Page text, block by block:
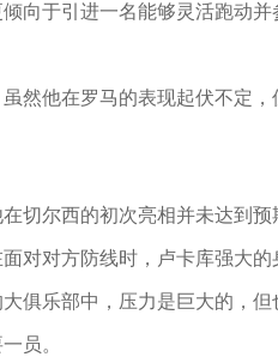
向于引进一名能够灵活跑动
然他在罗马的表现起伏不定
切尔西的初次亮相并未达到
对对方防线时，卢卡库强大的
俱乐部中，压力是巨大的，
员。